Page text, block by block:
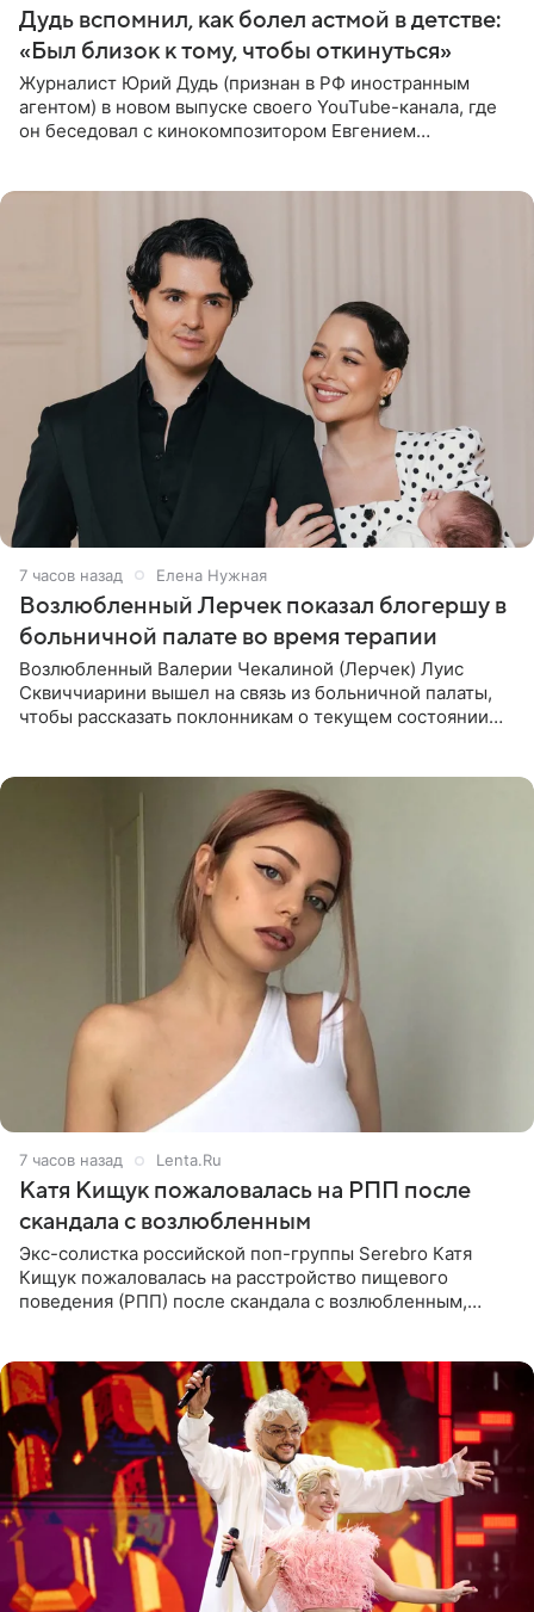
Дудь вспомнил, как болел астмой в детстве:
«Был близок к тому, чтобы откинуться»
Журналист Юрий Дудь (признан в РФ иностранным
агентом) в новом выпуске своего YouTube-канала, где
он беседовал с кинокомпозитором Евгением
7 часов назад Елена Нужная
Возлюбленный Лерчек показал блогершу в
больничной палате во время терапии
Возлюбленный Валерии Чекалиной (Лерчек) Луис
Сквиччиарини вышел на связь из больничной палаты,
чтобы рассказать поклонникам о текущем состоянии
7 часов назад Lenta.Ru
Катя Кищук пожаловалась на РПП после
скандала с возлюбленным
Экс-солистка российской поп-группы Serebro Катя
Кищук пожаловалась на расстройство пищевого
поведения (РПП) после скандала с возлюбленным,